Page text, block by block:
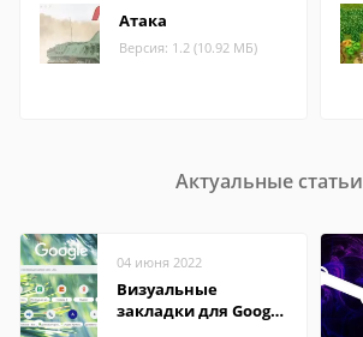
Атака
Версия: 1.2 (10.92 МБ)
Актуальные статьи
04 июня 2022
Визуальные
закладки для Google